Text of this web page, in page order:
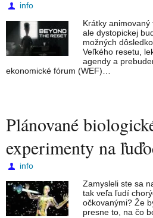
info
Krátky animovaný
ale dystopickej
možných
Veľkého resetu,
agendy a
ekonomické fórum (WEF)…
Plánované
experimenty na
info
Zamysleli ste sa
tak veľa ľudí
očkovanými? Že
presne to, na čo